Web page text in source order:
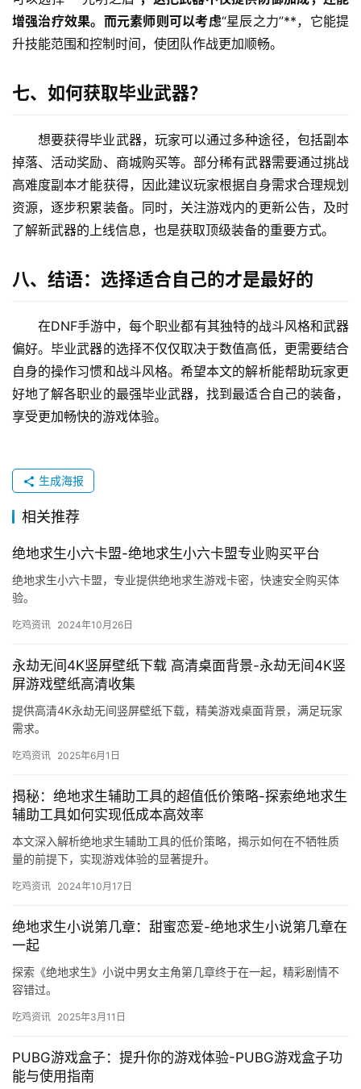
增强治疗效果。而元素师则可以考虑“星辰之力”**，它能提
升技能范围和控制时间，使团队作战更加顺畅。
七、如何获取毕业武器？
想要获得毕业武器，玩家可以通过多种途径，包括副本
掉落、活动奖励、商城购买等。部分稀有武器需要通过挑战
高难度副本才能获得，因此建议玩家根据自身需求合理规划
资源，逐步积累装备。同时，关注游戏内的更新公告，及时
了解新武器的上线信息，也是获取顶级装备的重要方式。
八、结语：选择适合自己的才是最好的
在DNF手游中，每个职业都有其独特的战斗风格和武器
偏好。毕业武器的选择不仅仅取决于数值高低，更需要结合
自身的操作习惯和战斗风格。希望本文的解析能帮助玩家更
好地了解各职业的最强毕业武器，找到最适合自己的装备，
享受更加畅快的游戏体验。
生成海报
相关推荐
绝地求生小六卡盟-绝地求生小六卡盟专业购买平台
绝地求生小六卡盟，专业提供绝地求生游戏卡密，快速安全购买体
验。
吃鸡资讯 2024年10月26日
永劫无间4K竖屏壁纸下载 高清桌面背景-永劫无间4K竖
屏游戏壁纸高清收集
提供高清4K永劫无间竖屏壁纸下载，精美游戏桌面背景，满足玩家
需求。
吃鸡资讯 2025年6月1日
揭秘：绝地求生辅助工具的超值低价策略-探索绝地求生
辅助工具如何实现低成本高效率
本文深入解析绝地求生辅助工具的低价策略，揭示如何在不牺牲质
量的前提下，实现游戏体验的显著提升。
吃鸡资讯 2024年10月17日
绝地求生小说第几章：甜蜜恋爱-绝地求生小说第几章在
一起
探索《绝地求生》小说中男女主角第几章终于在一起，精彩剧情不
容错过。
吃鸡资讯 2025年3月11日
PUBG游戏盒子：提升你的游戏体验-PUBG游戏盒子功
能与使用指南